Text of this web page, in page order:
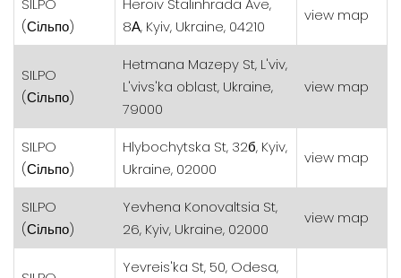
SILPO
(Сільпо)
Heroiv Stalinhrada Ave,
8А, Kyiv, Ukraine, 04210
view map
SILPO
(Сільпо)
Hetmana Mazepy St, L'viv,
L'vivs'ka oblast, Ukraine,
79000
view map
SILPO
(Сільпо)
Hlybochytska St, 32б, Kyiv,
Ukraine, 02000
view map
SILPO
(Сільпо)
Yevhena Konovaltsia St,
26, Kyiv, Ukraine, 02000
view map
Yevreis'ka St, 50, Odesa,